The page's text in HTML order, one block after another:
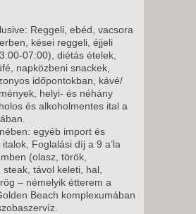
Reggeli, ebéd, vacsora
kései reggeli, éjjeli
07:00), diétás ételek,
napközbeni snackek,
időpontokban, kávé/
helyi- és néhány
és alkoholmentes ital a
egyéb import és
Foglalási díj a 9 a’la
(olasz, török,
távol keleti, hal,
– némelyik étterem a
Beach komplexumában